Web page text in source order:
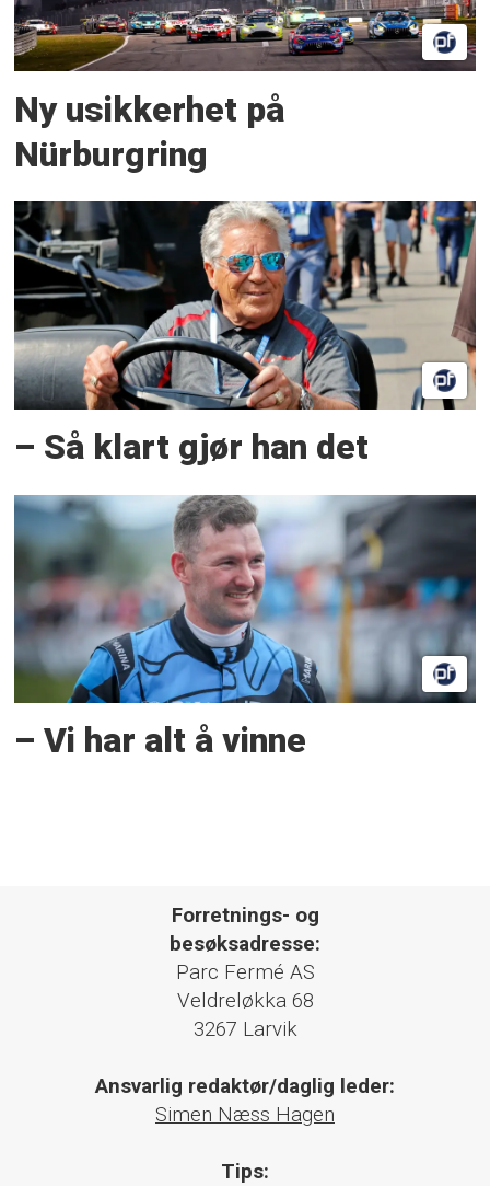
Ny usikkerhet på
Nürburgring
– Så klart gjør han det
– Vi har alt å vinne
Forretnings- og
besøksadresse:
Parc Fermé AS
Veldreløkka 68
3267 Larvik
Ansvarlig redaktør/daglig leder:
Simen Næss Hagen
Tips: